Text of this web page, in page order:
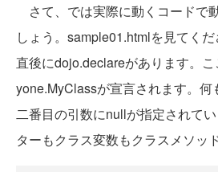
さて、では実際に動くコードで
しょう。sample01.htmlを見てく
直後にdojo.declareがあります。こ
yone.MyClassが宣言されます。
二番目の引数にnullが指定されて
ターもクラス変数もクラスメソッ